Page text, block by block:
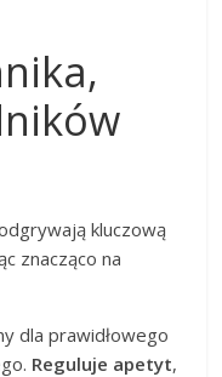
kluczową
znacząco na
dla prawidłowego
Reguluje apetyt,